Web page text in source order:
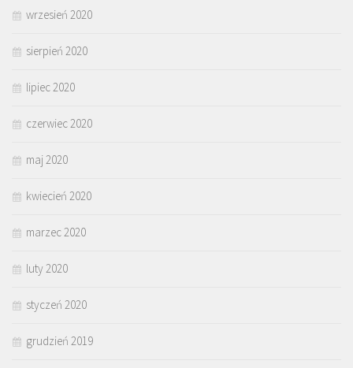
wrzesień 2020
sierpień 2020
lipiec 2020
czerwiec 2020
maj 2020
kwiecień 2020
marzec 2020
luty 2020
styczeń 2020
grudzień 2019